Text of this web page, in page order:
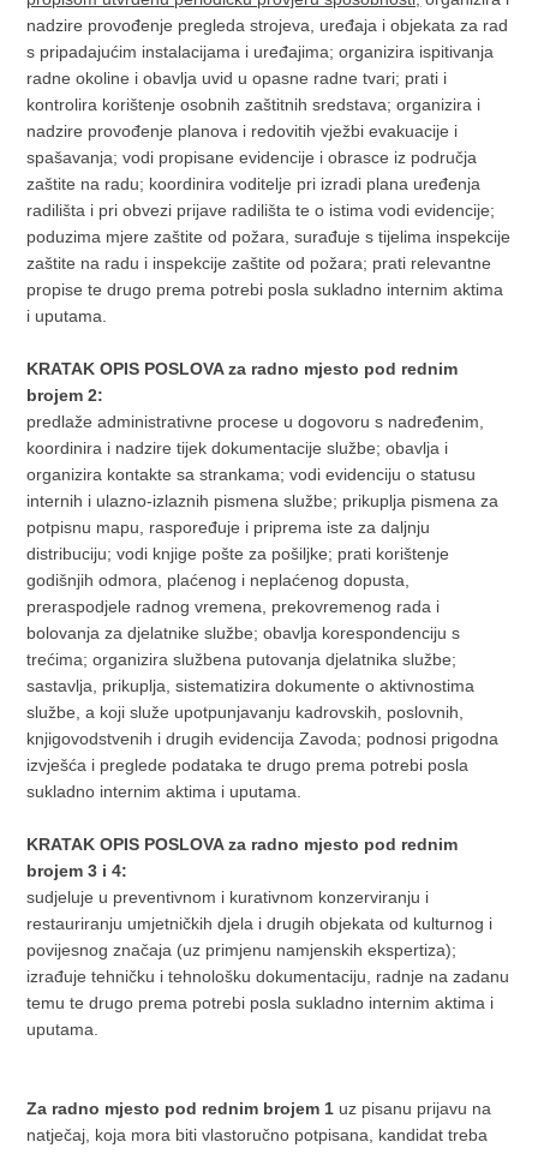
nadzire provođenje pregleda strojeva, uređaja i objekata za rad
s pripadajućim instalacijama i uređajima; organizira ispitivanja
radne okoline i obavlja uvid u opasne radne tvari; prati i
kontrolira korištenje osobnih zaštitnih sredstava; organizira i
nadzire provođenje planova i redovitih vježbi evakuacije i
spašavanja; vodi propisane evidencije i obrasce iz područja
zaštite na radu; koordinira voditelje pri izradi plana uređenja
radilišta i pri obvezi prijave radilišta te o istima vodi evidencije;
poduzima mjere zaštite od požara, surađuje s tijelima inspekcije
zaštite na radu i inspekcije zaštite od požara; prati relevantne
propise te drugo prema potrebi posla sukladno internim aktima
i uputama.
KRATAK OPIS POSLOVA za radno mjesto pod rednim
brojem 2:
predlaže administrativne procese u dogovoru s nadređenim,
koordinira i nadzire tijek dokumentacije službe; obavlja i
organizira kontakte sa strankama; vodi evidenciju o statusu
internih i ulazno-izlaznih pismena službe; prikuplja pismena za
potpisnu mapu, raspoređuje i priprema iste za daljnju
distribuciju; vodi knjige pošte za pošiljke; prati korištenje
godišnjih odmora, plaćenog i neplaćenog dopusta,
preraspodjele radnog vremena, prekovremenog rada i
bolovanja za djelatnike službe; obavlja korespondenciju s
trećima; organizira službena putovanja djelatnika službe;
sastavlja, prikuplja, sistematizira dokumente o aktivnostima
službe, a koji služe upotpunjavanju kadrovskih, poslovnih,
knjigovodstvenih i drugih evidencija Zavoda; podnosi prigodna
izvješća i preglede podataka te drugo prema potrebi posla
sukladno internim aktima i uputama.
KRATAK OPIS POSLOVA za radno mjesto pod rednim
brojem 3 i 4:
sudjeluje u preventivnom i kurativnom konzerviranju i
restauriranju umjetničkih djela i drugih objekata od kulturnog i
povijesnog značaja (uz primjenu namjenskih ekspertiza);
izrađuje tehničku i tehnološku dokumentaciju, radnje na zadanu
temu te drugo prema potrebi posla sukladno internim aktima i
uputama.
Za radno mjesto pod rednim brojem 1 uz pisanu prijavu na
natječaj, koja mora biti vlastoručno potpisana, kandidat treba